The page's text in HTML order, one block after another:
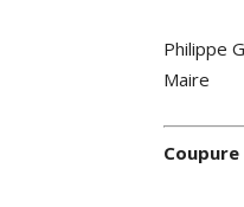
Philippe
Maire